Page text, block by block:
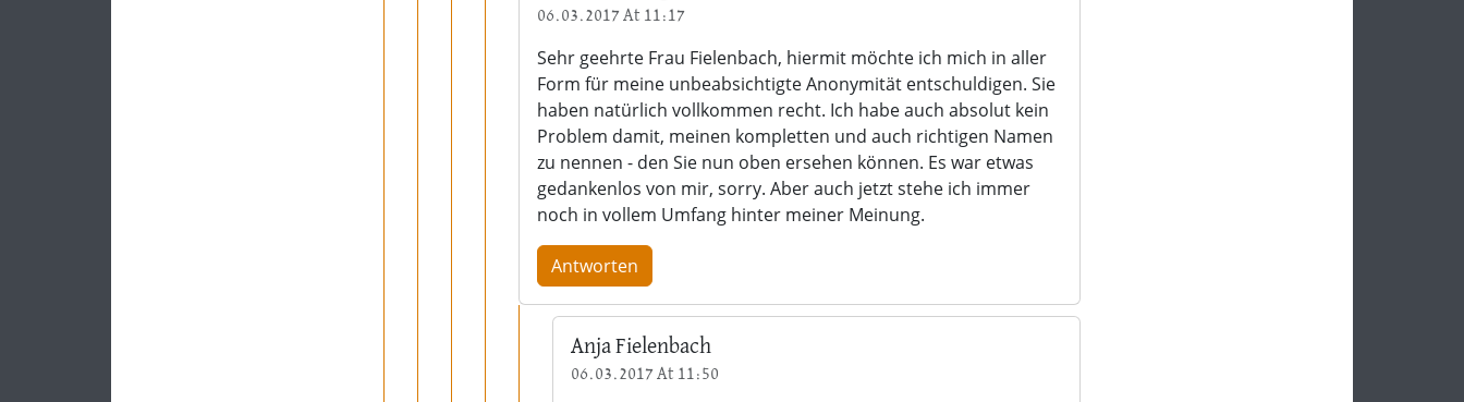
06.03.2017 At 11:17
Sehr geehrte Frau Fielenbach, hiermit möchte ich mich in aller
Form für meine unbeabsichtigte Anonymität entschuldigen. Sie
haben natürlich vollkommen recht. Ich habe auch absolut kein
Problem damit, meinen kompletten und auch richtigen Namen
zu nennen - den Sie nun oben ersehen können. Es war etwas
gedankenlos von mir, sorry. Aber auch jetzt stehe ich immer
noch in vollem Umfang hinter meiner Meinung.
Antworten
Anja Fielenbach
06.03.2017 At 11:50